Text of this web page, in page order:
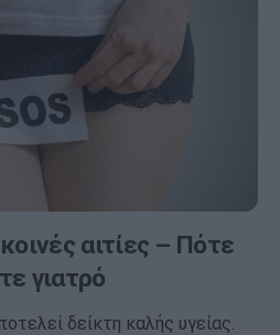
αιτίες – Πότε
γιατρό
δείκτη καλής υγείας.